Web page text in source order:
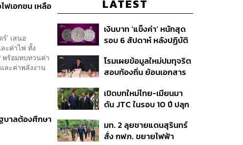
ฟเอกชน เหลือ
’ เสนอ
ะค่าไฟ ทั้ง
พร้อมทบทวนค่า
ละค่าพลังงาน
บาลต้องศึกษา
LATEST
เงินบาท ‘แข็งค่า’ หนักสุด
รอบ 6 สัปดาห์ หลังปฏิบัติ
สหรัฐฯ-ญี่ปุ่น Standard
Chartered เปิดเป้าสิ้นปีนี้
ต่อดอลลาร์
โรมเผยข้อมูลใหม่ปมทุจริต
สอบท้องถิ่น ย้อนเอกสาร
อนุทิน จ่อสอบต่อเอี่ยว
ตัดตอน ม.บูรพา หรือไม่
เปิดบทใหม่ไทย-เมียนมา
ดัน JTC ในรอบ 10 ปี ปลุก
ชายแดน ท่าเรือน้ำลึก
ทวาย
มท. 2 ลุยชายแดนสุรินทร์
สั่ง กฟภ. ขยายไฟฟ้า